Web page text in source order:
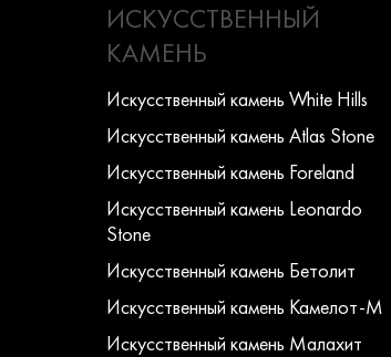
ИСКУССТВЕННЫЙ
КАМЕНЬ
Искусcтвенный камень White Hills
Искусcтвенный камень Atlas Stone
Искусcтвенный камень Foreland
Искусcтвенный камень Leonardo
Stone
Искусcтвенный камень Бетолит
Искусcтвенный камень Камелот-М
Искусcтвенный камень Малахит